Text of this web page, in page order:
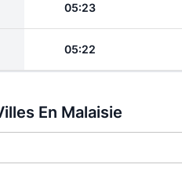
05:23
05:22
En Malaisie